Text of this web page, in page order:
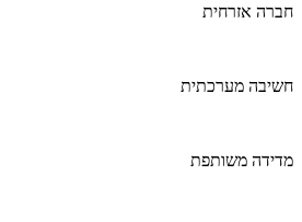
חברה אזרחית
חשיבה מערכתית
מדידה משותפת